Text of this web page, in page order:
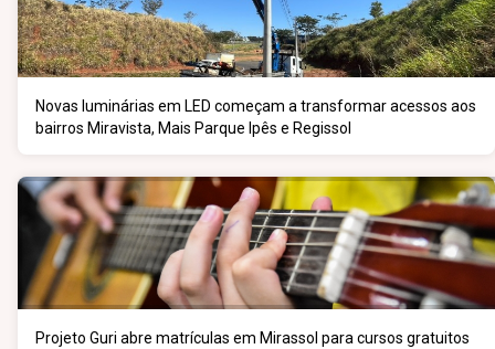
Novas luminárias em LED começam a transformar acessos aos
bairros Miravista, Mais Parque Ipês e Regissol
Projeto Guri abre matrículas em Mirassol para cursos gratuitos